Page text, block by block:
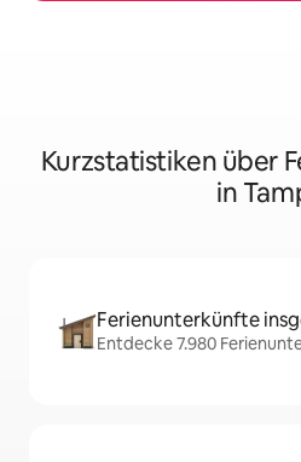
Kurzstatistiken über
in
Ferienunterkünfte
Entdecke 7.980